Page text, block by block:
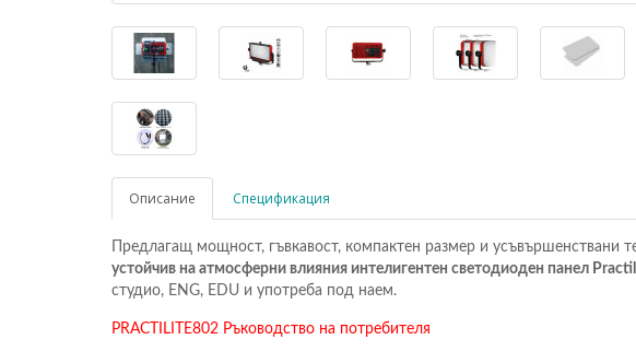
Описание Спецификация
Предлагащ мощност, гъвкавост, компактен размер и усъвършенствани
устойчив на атмосферни влияния интелигентен светодиоден панел
студио, ENG, EDU и употреба под наем.
PRACTILITE802 Ръководство на потребителя